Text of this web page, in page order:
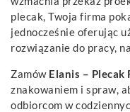
plecak, Twoja firma
jednocześnie oferując
rozwiązanie do pracy,
Zamów Elanis – Plecak
znakowaniem i spraw,
odbiorcom w